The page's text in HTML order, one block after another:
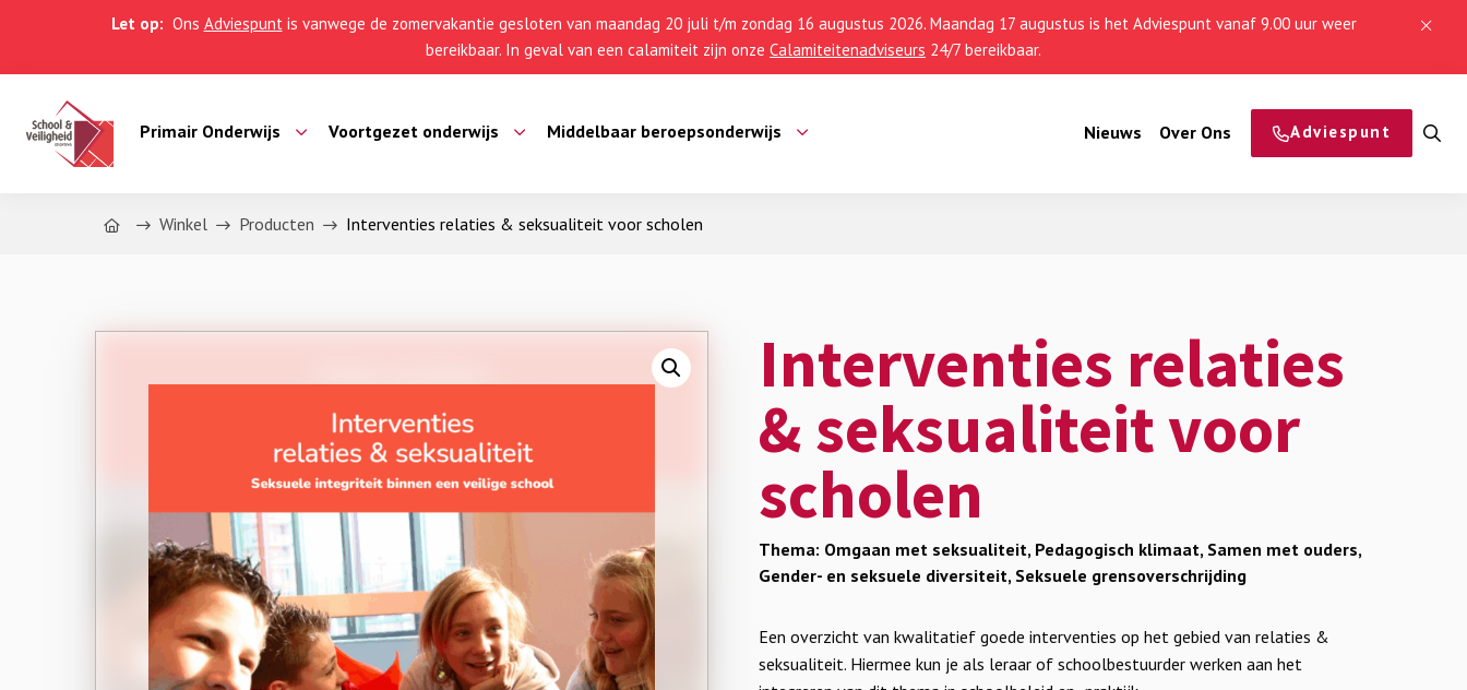
Let op: Ons Adviespuntis vanwege de zomervakantie gesloten van maandag 20 juli t/m zondag 16 augustus 2026. Maandag 17 augustus is het Adviespunt vanaf 9.00 uur weer
bereikbaar. In geval van een calamiteit zijn onze Calamiteitenadviseurs 24/7 bereikbaar.
Primair Onderwijs Voortgezet onderwijs Middelbaar beroepsonderwijs Nieuws Over Ons Adviespunt
Home Winkel Producten Interventies relaties & seksualiteit voor scholen
Interventies relaties
& seksualiteit voor
scholen
Thema: Omgaan met seksualiteit, Pedagogisch klimaat, Samen met ouders,
Gender- en seksuele diversiteit, Seksuele grensoverschrijding
Een overzicht van kwalitatief goede interventies op het gebied van relaties &
seksualiteit. Hiermee kun je als leraar of schoolbestuurder werken aan het